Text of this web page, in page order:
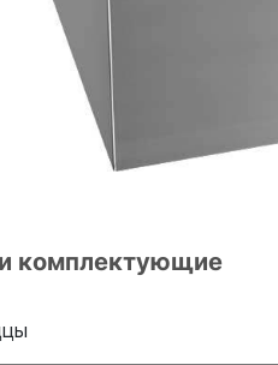
комплектующие